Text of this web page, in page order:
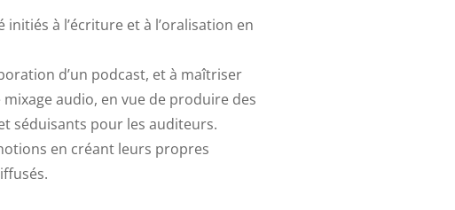
à l’écriture et à l’oralisation en
d’un podcast, et à maîtriser
audio, en vue de produire des
séduisants pour les auditeurs.
en créant leurs propres